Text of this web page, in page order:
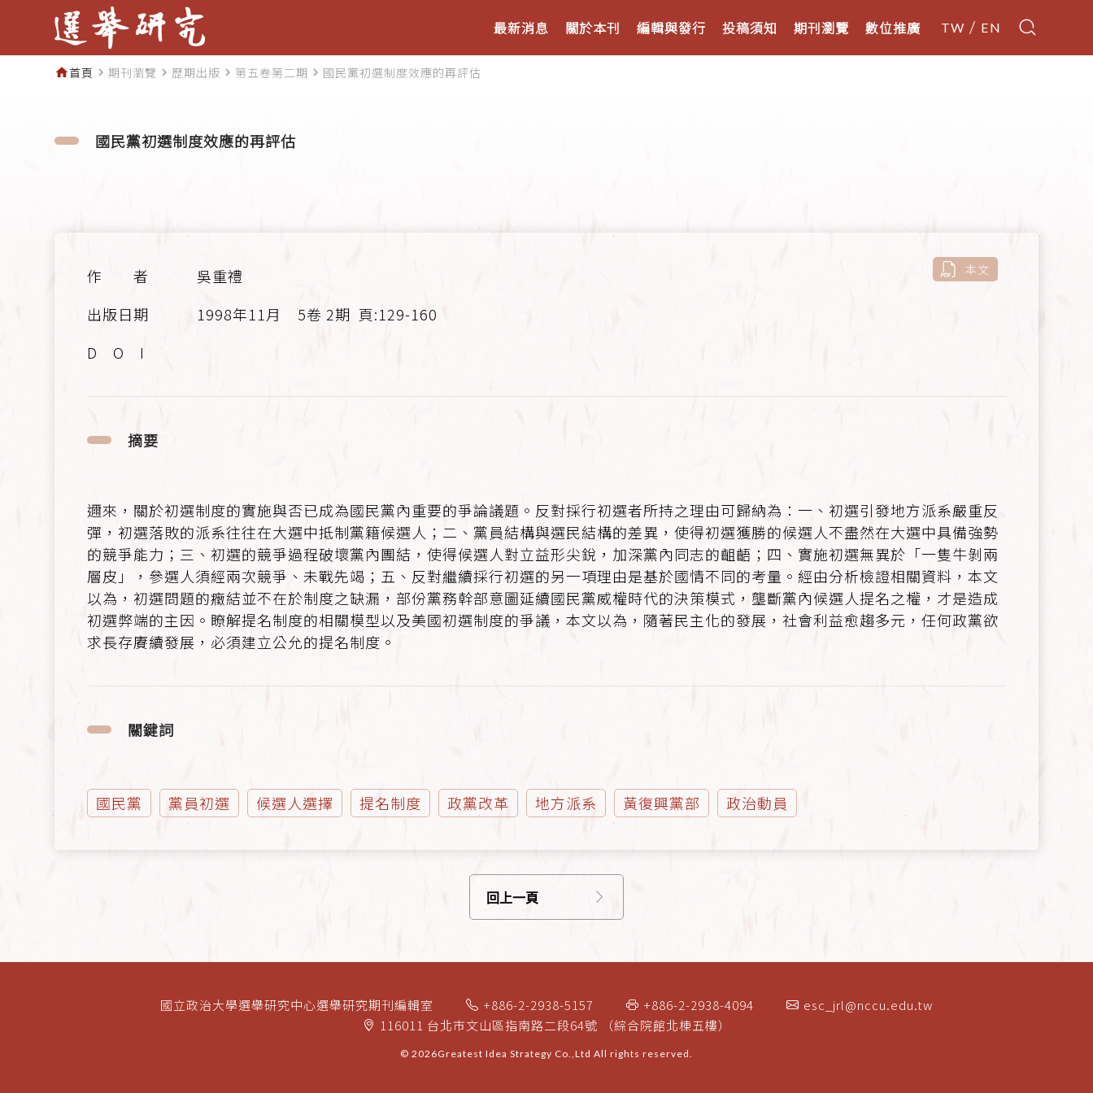
TW EN
最新消息 關於本刊 編輯與發行 投稿須知 期刊瀏覽 數位推廣
home首頁 navigate_next期刊瀏覽 navigate_next 歷期出版 navigate_next 第五卷第二期 navigate_next 國民黨初選制度效應的再評估
國民黨初選制度效應的再評估
吳重禮
1998年11月
5卷 2期 頁:129-160
本文
摘要
邇來，關於初選制度的實施與否已成為國民黨內重要的爭論議題。反對採行初選者所持之理由可歸納為：一、初選引發地方派系嚴重反
彈，初選落敗的派系往往在大選中抵制黨籍候選人；二、黨員結構與選民結構的差異，使得初選獲勝的候選人不盡然在大選中具備強勢
的競爭能力；三、初選的競爭過程破壞黨內團結，使得候選人對立益形尖銳，加深黨內同志的齟齬；四、實施初選無異於「一隻牛剝兩
層皮」，參選人須經兩次競爭、未戰先竭；五、反對繼續採行初選的另一項理由是基於國情不同的考量。經由分析檢證相關資料，本文
以為，初選問題的癥結並不在於制度之缺漏，部份黨務幹部意圖延續國民黨威權時代的決策模式，壟斷黨內候選人提名之權，才是造成
初選弊端的主因。瞭解提名制度的相關模型以及美國初選制度的爭議，本文以為，隨著民主化的發展，社會利益愈趨多元，任何政黨欲
求長存賡續發展，必須建立公允的提名制度。
關鍵詞
國民黨 黨員初選 候選人選擇 提名制度 政黨改革 地方派系 黃復興黨部 政治動員
回上一頁
國立政治大學選舉研究中心選舉研究期刊編輯室 +886-2-2938-5157 +886-2-2938-4094
esc_jrl@nccu.edu.tw
116011 台北市文山區指南路二段64號 （綜合院館北棟五樓）
© 2026Greatest Idea Strategy Co.,Ltd All rights reserved.